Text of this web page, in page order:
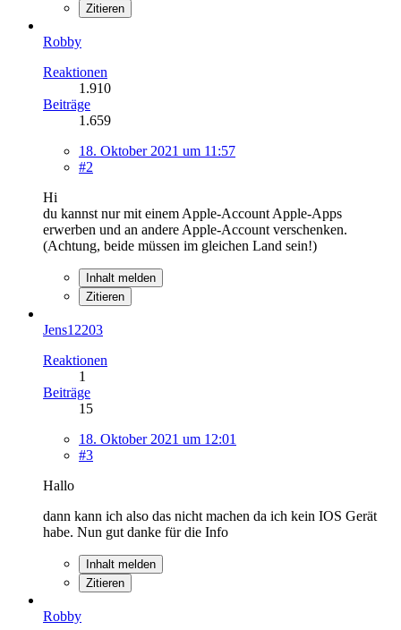
Zitieren
Robby
Reaktionen
1.910
Beiträge
1.659
18. Oktober 2021 um 11:57
#2
Hi
du kannst nur mit einem Apple-Account Apple-Apps
erwerben und an andere Apple-Account verschenken.
(Achtung, beide müssen im gleichen Land sein!)
Inhalt melden
Zitieren
Jens12203
Reaktionen
1
Beiträge
15
18. Oktober 2021 um 12:01
#3
Hallo
dann kann ich also das nicht machen da ich kein IOS Gerät
habe. Nun gut danke für die Info
Inhalt melden
Zitieren
Robby